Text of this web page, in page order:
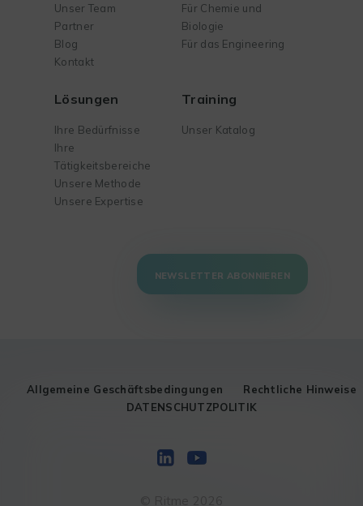
Unser Team
Partner
Blog
Kontakt
Für Chemie und
Biologie
Für das Engineering
Lösungen
Ihre Bedürfnisse
Ihre
Tätigkeitsbereiche
Unsere Methode
Unsere Expertise
Training
Unser Katalog
NEWSLETTER ABONNIEREN
Allgemeine Geschäftsbedingungen
Rechtliche Hinweise
DATENSCHUTZPOLITIK